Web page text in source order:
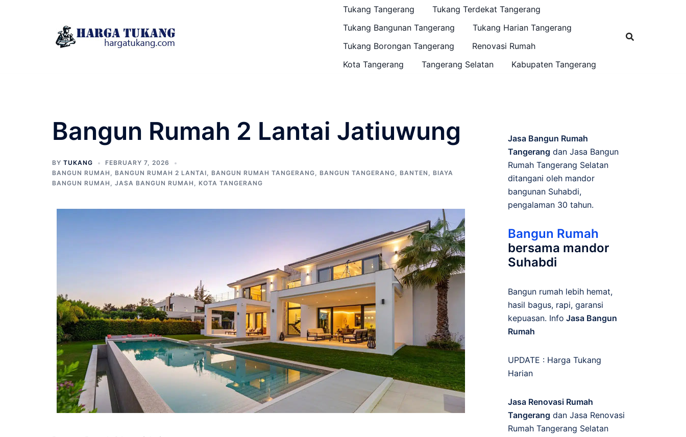
Tukang Tangerang
Tukang Terdekat Tangerang
Tukang Bangunan Tangerang
Tukang Harian Tangerang
Tukang Borongan Tangerang
Renovasi Rumah
Kota Tangerang
Tangerang Selatan Kabupaten Tangerang
Bangun Rumah 2 Lantai Jatiuwung
BY TUKANG
FEBRUARY 7, 2026
BANGUN RUMAH , BANGUN RUMAH 2 LANTAI, BANGUN RUMAH TANGERANG, BANGUN TANGERANG, BANTEN , BIAYA
BANGUN RUMAH , JASA BANGUN RUMAH , KOTA TANGERANG
Jasa Bangun Rumah
Tangerang dan Jasa Bangun
Rumah Tangerang Selatan
ditangani oleh mandor
bangunan Suhabdi,
pengalaman 30 tahun.
Bangun Rumah
bersama mandor
Suhabdi
Bangun rumah lebih hemat,
hasil bagus, rapi, garansi
kepuasan. Info Jasa Bangun
Rumah
UPDATE : Harga Tukang
Harian
Jasa Renovasi Rumah
Tangerang dan Jasa Renovasi
Rumah Tangerang Selatan